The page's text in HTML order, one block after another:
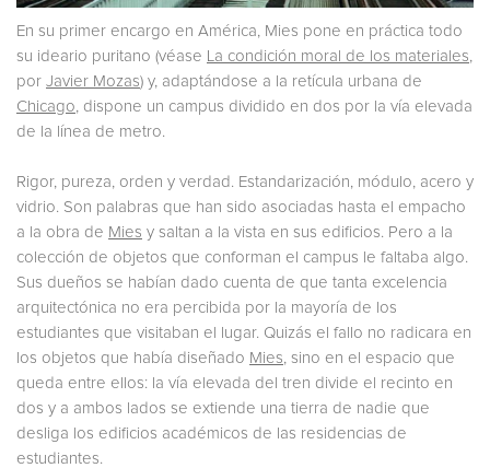
En su primer encargo en América, Mies pone en práctica todo
su ideario puritano (véase La condición moral de los materiales
por Javier Mozas) y, adaptándose a la retícula urbana de
Chicago , dispone un campus dividido en dos por la vía elevada
de la línea de metro.
Rigor, pureza, orden y verdad. Estandarización, módulo, acero y
vidrio. Son palabras que han sido asociadas hasta el empacho
a la obra de Mies y saltan a la vista en sus edificios. Pero a la
colección de objetos que conforman el campus le faltaba algo.
Sus dueños se habían dado cuenta de que tanta excelencia
arquitectónica no era percibida por la mayoría de los
estudiantes que visitaban el lugar. Quizás el fallo no radicara en
los objetos que había diseñado Mies , sino en el espacio que
queda entre ellos: la vía elevada del tren divide el recinto en
dos y a ambos lados se extiende una tierra de nadie que
desliga los edificios académicos de las residencias de
estudiantes.